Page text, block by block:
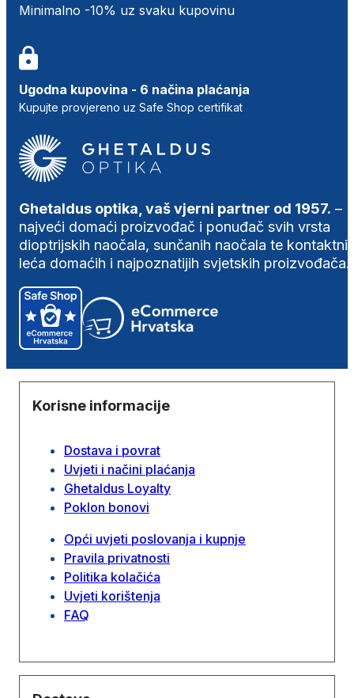
Minimalno -10% uz svaku kupovinu
Ugodna kupovina - 6 načina plaćanja
Kupujte provjereno uz Safe Shop certifikat
Ghetaldus optika, vaš vjerni partner od 1957. –
najveći domaći proizvođač i ponuđač svih vrsta
dioptrijskih naočala, sunčanih naočala te
leća domaćih i najpoznatijih svjetskih proizvođača.
Korisne informacije
Dostava i povrat
Uvjeti i načini plaćanja
Ghetaldus Loyalty
Poklon bonovi
Opći uvjeti poslovanja i kupnje
Pravila privatnosti
Politika kolačića
Uvjeti korištenja
FAQ